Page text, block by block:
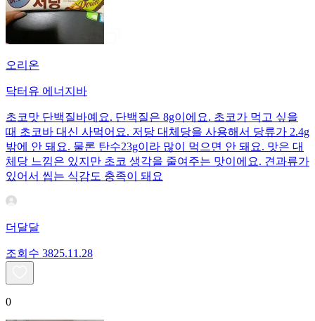
오리온
닥터유 에너지바
초코맛 단백질바예요. 단백질은 8g이에요. 초코가 먹고 싶을
때 초코바 대신 사먹어요. 저당 대체당을 사용해서 당류가 2.4g
밖에 안 돼요. 물론 탄수23g이라 많이 먹으면 안 돼요. 맛은 대
체당 느낌은 있지만 초코 생각을 줄여주는 맛이에요. 견과류가
있어서 씹는 식감도 충족이 돼요
더달달
조회수 3825.11.28
0